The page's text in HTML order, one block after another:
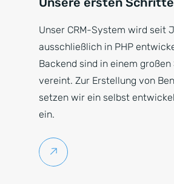
Unser CRM-System wird seit
ausschließlich in PHP
Backend sind in einem
vereint. Zur Erstellung von
setzen wir ein selbst
ein.
Weiterlesen